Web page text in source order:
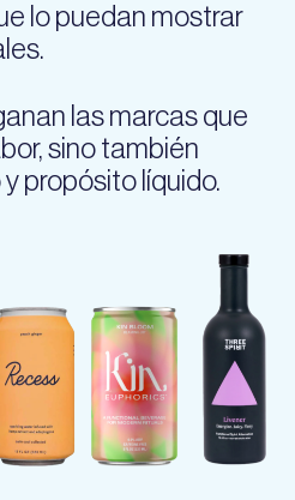
lo puedan mostrar
las marcas que
sino también
propósito líquido.